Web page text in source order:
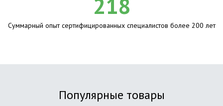
Суммарный опыт сертифицированных специалистов более 200 лет
Популярные товары